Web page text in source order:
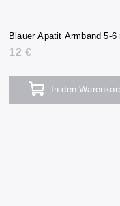
Blauer Apatit Armband 5-6
12 €
In den